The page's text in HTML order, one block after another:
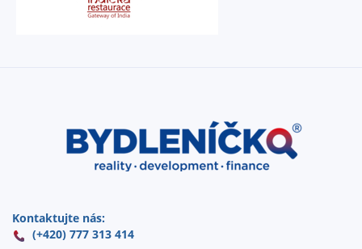
Kontaktujte nás:
(+420) 777 313 414